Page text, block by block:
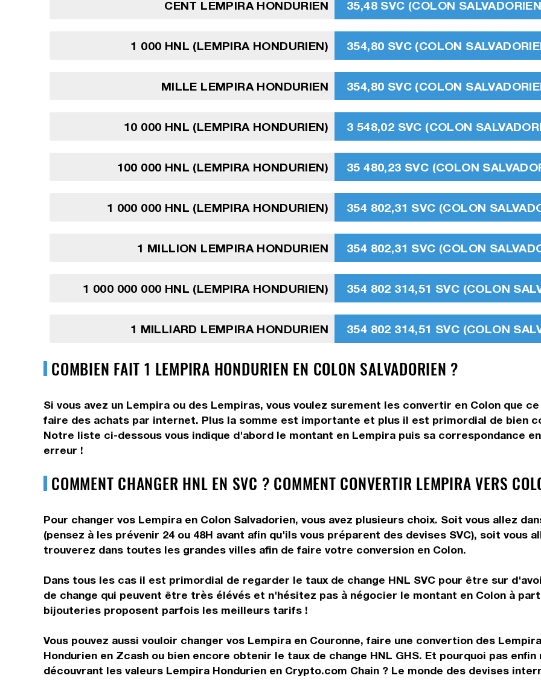
CENT LEMPIRA HONDURIEN 35,48 SVC (COLON
1 000 HNL (LEMPIRA HONDURIEN) 354,80 SVC (COLON
MILLE LEMPIRA HONDURIEN 354,80 SVC (COLON
10 000 HNL (LEMPIRA HONDURIEN) 3 548,02 SVC (COLON
100 000 HNL (LEMPIRA HONDURIEN) 35 480,23 SVC (COLON
1 000 000 HNL (LEMPIRA HONDURIEN) 354 802,31 SVC (COLON
1 MILLION LEMPIRA HONDURIEN 354 802,31 SVC (COLON
1 000 000 000 HNL (LEMPIRA HONDURIEN) 354 802 314,51 SVC (COLON
1 MILLIARD LEMPIRA HONDURIEN 354 802 314,51 SVC (COLON
COMBIEN FAIT 1 LEMPIRA HONDURIEN EN COLON SALVADORIEN ?
Si vous avez un Lempira ou des Lempiras, vous voulez surement les convertir en Colon que
faire des achats par internet. Plus la somme est importante et plus il est primordial de bien
Notre liste ci-dessous vous indique d'abord le montant en Lempira puis sa correspondance
erreur !
COMMENT CHANGER HNL EN SVC ? COMMENT CONVERTIR LEMPIRA VERS
Pour changer vos Lempira en Colon Salvadorien, vous avez plusieurs choix. Soit vous allez
(pensez à les prévenir 24 ou 48H avant afin qu'ils vous préparent des devises SVC), soit vous
trouverez dans toutes les grandes villes afin de faire votre conversion en Colon.
Dans tous les cas il est primordial de regarder le taux de change HNL SVC pour être sur
de change qui peuvent être très élévés et n'hésitez pas à négocier le montant en Colon à
bijouteries proposent parfois les meilleurs tarifs !
Vous pouvez aussi vouloir changer vos Lempira en Couronne, faire une convertion des
Hondurien en Zcash ou bien encore obtenir le taux de change HNL GHS. Et pourquoi pas
découvrant les valeurs Lempira Hondurien en Crypto.com Chain ? Le monde des devises